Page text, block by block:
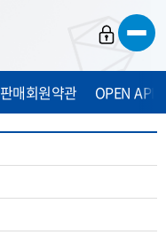
판매회원약관 OPEN API